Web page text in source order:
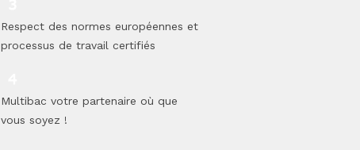
Respect des normes européennes et
processus de travail certifiés
Multibac votre partenaire où que
vous soyez !